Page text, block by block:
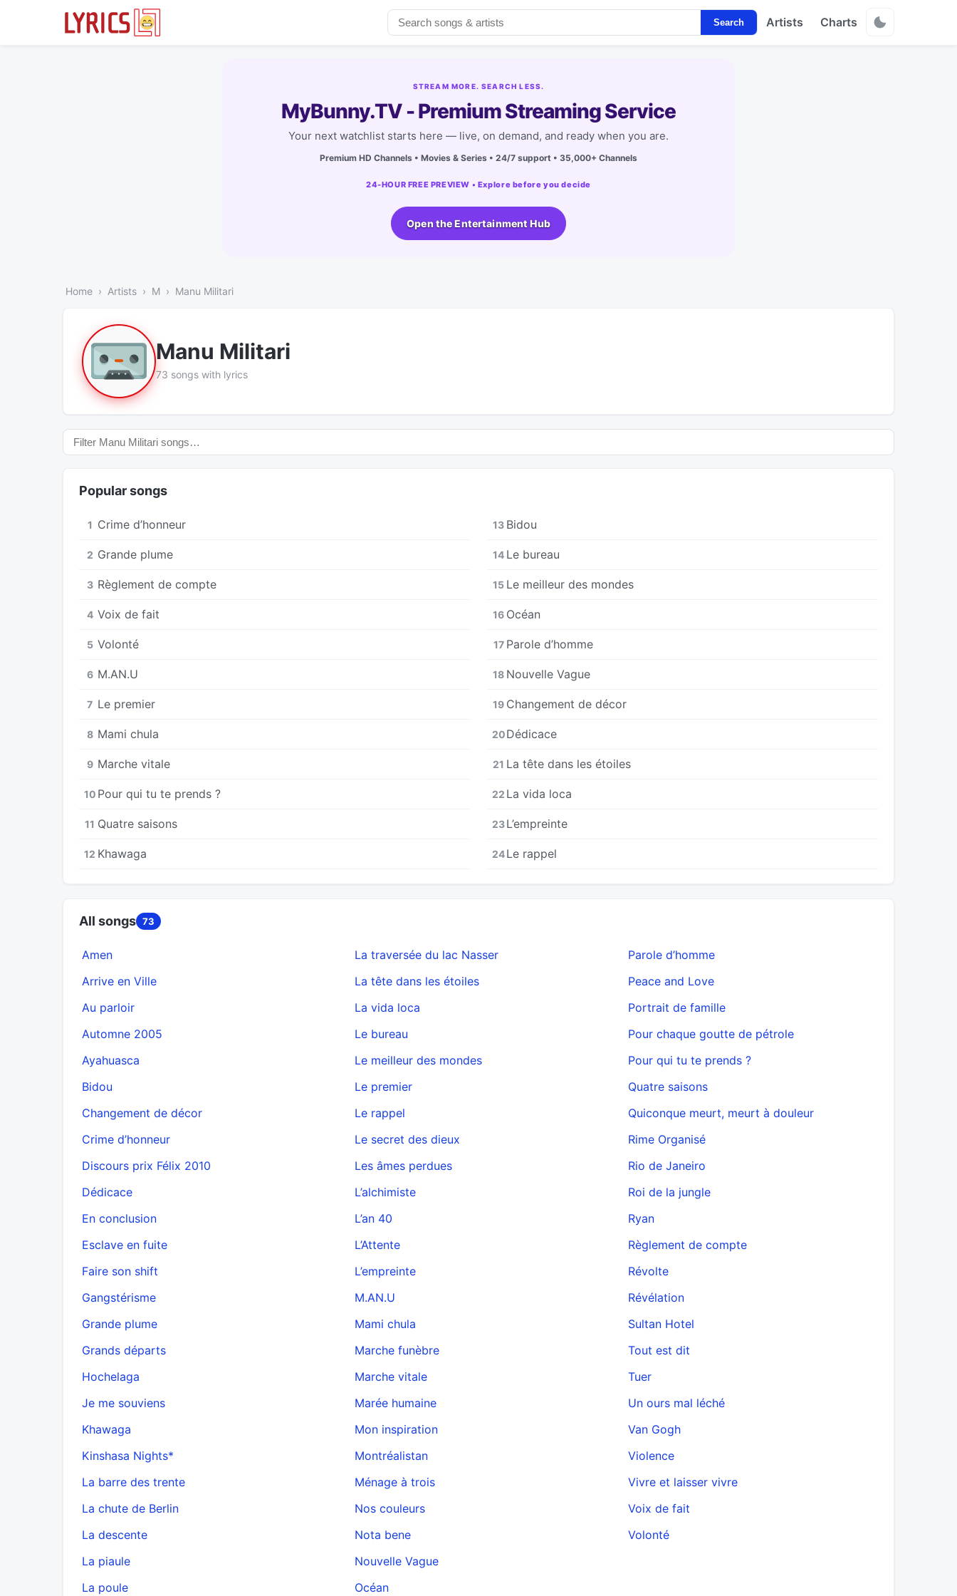
Search Artists Charts
STREAM MORE. SEARCH LESS.
MyBunny.TV - Premium Streaming Service
Your next watchlist starts here — live, on demand, and ready when you are.
Premium HD Channels • Movies & Series • 24/7 support • 35,000+ Channels
24-HOUR FREE PREVIEW • Explore before you decide
Open the Entertainment Hub
Home Artists M Manu Militari
Manu Militari
73 songs with lyrics
Popular songs
1 Crime d’honneur
2 Grande plume
3 Règlement de compte
4 Voix de fait
5 Volonté
6 M.AN.U
7 Le premier
8 Mami chula
9 Marche vitale
10 Pour qui tu te prends ?
11 Quatre saisons
12 Khawaga
13 Bidou
14 Le bureau
15 Le meilleur des mondes
16 Océan
17 Parole d’homme
18 Nouvelle Vague
19 Changement de décor
20Dédicace
21 La tête dans les étoiles
22 La vida loca
23L’empreinte
24Le rappel
All songs 73
Amen
Arrive en Ville
Au parloir
Automne 2005
Ayahuasca
Bidou
Changement de décor
Crime d’honneur
Discours prix Félix 2010
Dédicace
En conclusion
Esclave en fuite
Faire son shift
Gangstérisme
Grande plume
Grands départs
Hochelaga
Je me souviens
Khawaga
Kinshasa Nights*
La barre des trente
La chute de Berlin
La descente
La piaule
La poule
La traversée du lac Nasser
La tête dans les étoiles
La vida loca
Le bureau
Le meilleur des mondes
Le premier
Le rappel
Le secret des dieux
Les âmes perdues
L’alchimiste
L’an 40
L’Attente
L’empreinte
M.AN.U
Mami chula
Marche funèbre
Marche vitale
Marée humaine
Mon inspiration
Montréalistan
Ménage à trois
Nos couleurs
Nota bene
Nouvelle Vague
Océan
Parole d’homme
Peace and Love
Portrait de famille
Pour chaque goutte de pétrole
Pour qui tu te prends ?
Quatre saisons
Quiconque meurt, meurt à douleur
Rime Organisé
Rio de Janeiro
Roi de la jungle
Ryan
Règlement de compte
Révolte
Révélation
Sultan Hotel
Tout est dit
Tuer
Un ours mal léché
Van Gogh
Violence
Vivre et laisser vivre
Voix de fait
Volonté